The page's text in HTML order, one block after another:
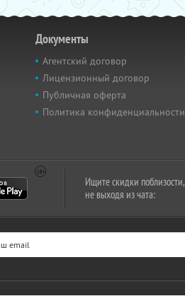
Документы
Агентский договор
Лицензионный договор
Публичная оферта
Политика конфиденциальности
Ищите скидки поблизости,
не выходя из чата: